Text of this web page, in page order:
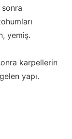
yemiş.
karpellerin
yapı.